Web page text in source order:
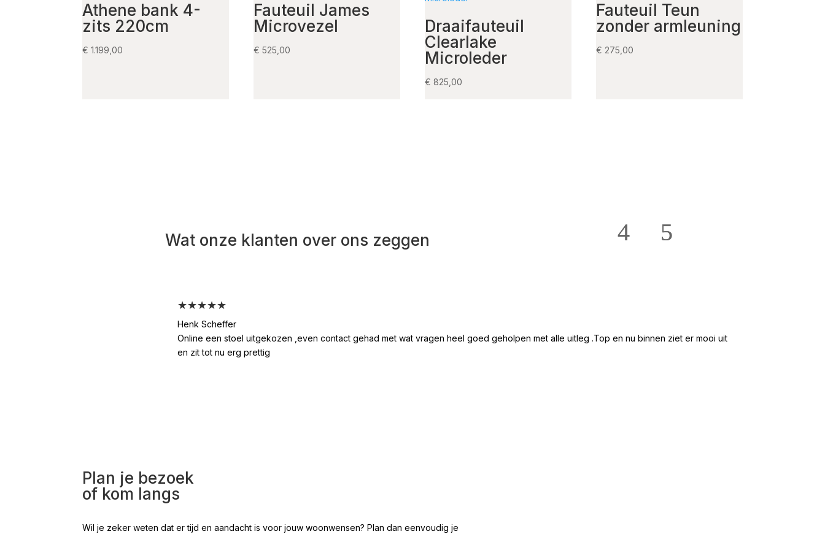
Athene bank 4-
zits 220cm
€ 1.199,00
Fauteuil James
Microvezel
€ 525,00
Draaifauteuil
Clearlake
Microleder
€ 825,00
Fauteuil Teun
zonder armleuning
€ 275,00
Wat onze klanten over ons zeggen
★★★★★
Henk Scheffer
Online een stoel uitgekozen ,even contact gehad met wat vragen heel goed geholpen met alle uitleg .Top en nu binnen ziet er mooi uit
en zit tot nu erg prettig
Plan je bezoek
of kom langs
Wil je zeker weten dat er tijd en aandacht is voor jouw woonwensen? Plan dan eenvoudig je